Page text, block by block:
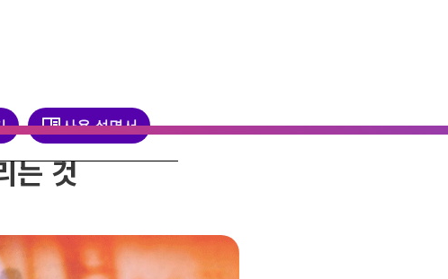
사용 설명서
는 것